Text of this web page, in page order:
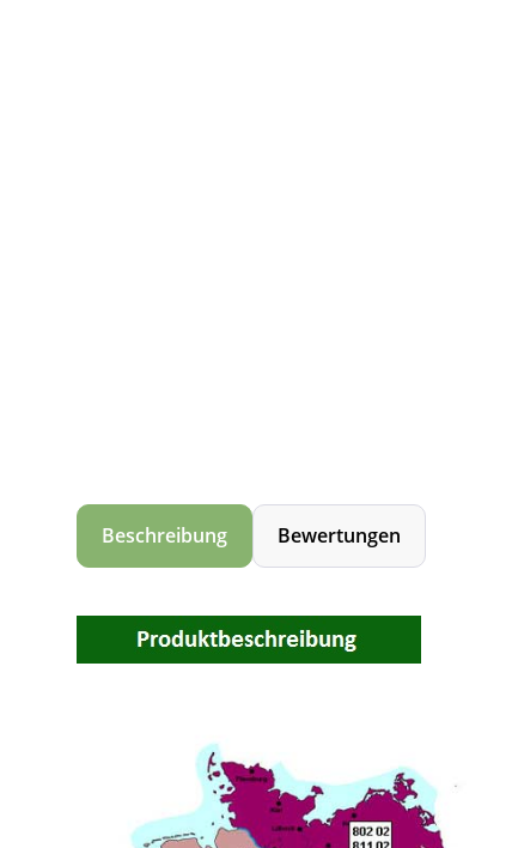
Beschreibung Bewertungen